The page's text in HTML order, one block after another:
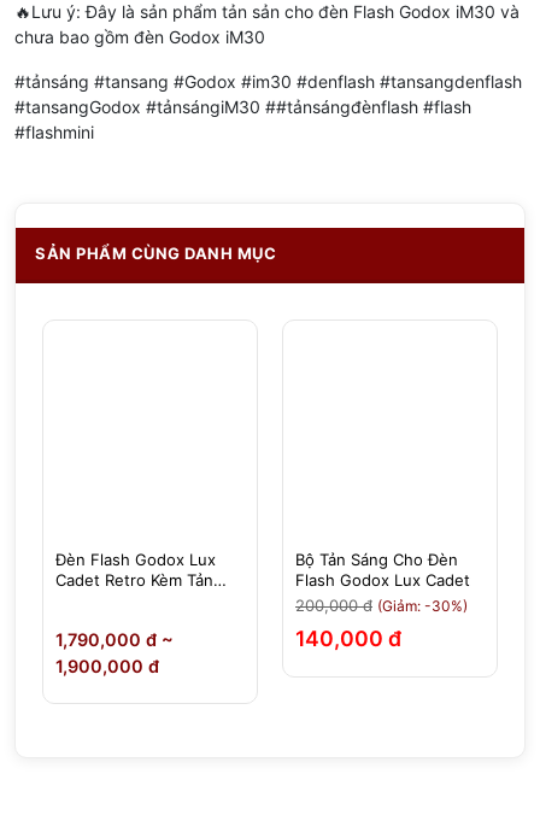
🔥Lưu ý: Đây là sản phẩm tản sản cho đèn Flash Godox iM30 và
chưa bao gồm đèn Godox iM30
#tảnsáng #tansang #Godox #im30 #denflash #tansangdenflash
#tansangGodox #tảnsángiM30 ##tảnsángđènflash #flash
#flashmini
SẢN PHẨM CÙNG DANH MỤC
Đèn Flash Godox Lux
Cadet Retro Kèm Tản
1,790,000 đ ~
1,900,000 đ
Bộ Tản Sáng Cho Đèn
Flash Godox Lux Cadet
200,000 đ (Giảm: -30%)
140,000 đ